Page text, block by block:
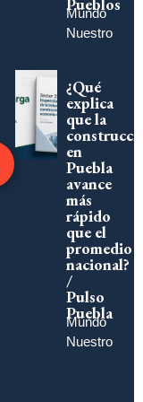
Mundo
Nuestro
¿Qué
explica
que la
en
Puebla
avance
más
rápido
que el
promedio
nacional?
/
Pulso
Puebla
Mundo
Nuestro